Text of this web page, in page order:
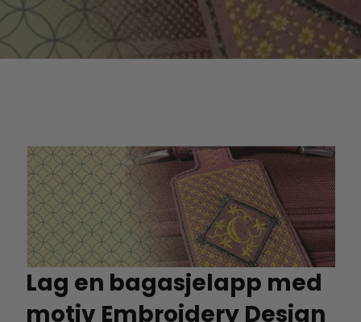
Lag en bagasjelapp med
motiv Embroidery Design